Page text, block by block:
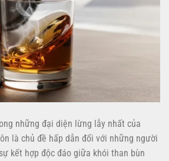
những đại diện lừng lẫy nhất của
là chủ đề hấp dẫn đối với những người
kết hợp độc đáo giữa khói than bùn